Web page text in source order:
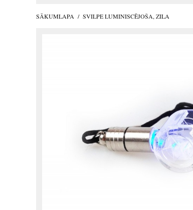
SĀKUMLAPA / SVILPE LUMINISCĒJOŠA, ZILA